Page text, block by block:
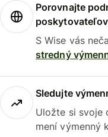
Porovnajte
poskytovateľov
S Wise vás
stredný
Sledujte
Uložte si svoje
mení výmenný